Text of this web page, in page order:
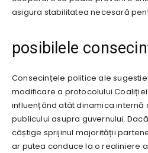
asigura stabilitatea necesară
posibilele
Consecințele politice ale
modificare a protocolului
influențând atât dinamica
publicului asupra guvernului.
câștige sprijinul majorității
ar putea conduce la o realiniere